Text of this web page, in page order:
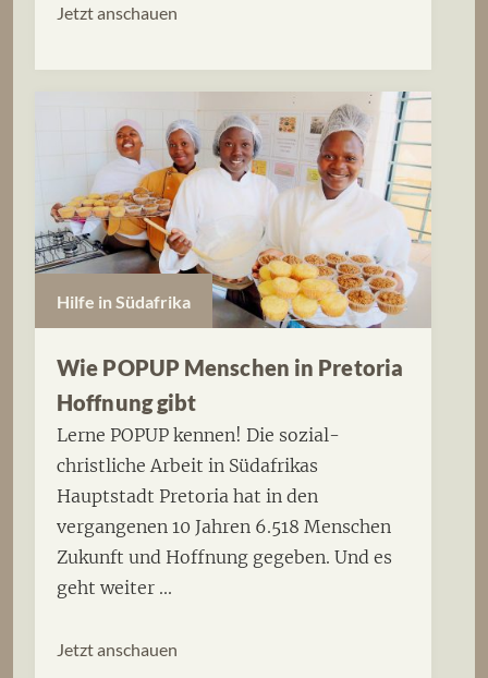
Jetzt anschauen
Hilfe in Südafrika
Wie POPUP Menschen in Pretoria
Hoffnung gibt
Lerne POPUP kennen! Die sozial-
christliche Arbeit in Südafrikas
Hauptstadt Pretoria hat in den
vergangenen 10 Jahren 6.518 Menschen
Zukunft und Hoffnung gegeben. Und es
geht weiter ...
Jetzt anschauen